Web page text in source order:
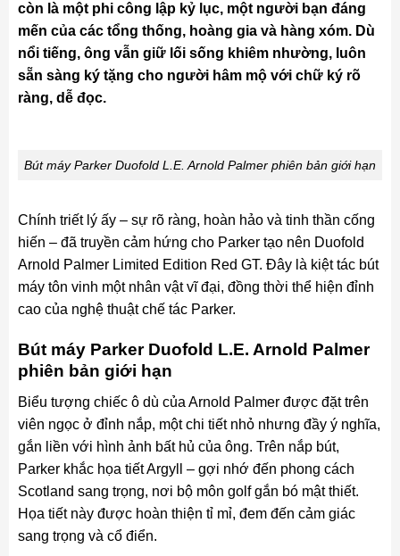
còn là một phi công lập kỷ lục, một người bạn đáng
mến của các tổng thống, hoàng gia và hàng xóm. Dù
nổi tiếng, ông vẫn giữ lối sống khiêm nhường, luôn
sẵn sàng ký tặng cho người hâm mộ với chữ ký rõ
ràng, dễ đọc.
Bút máy Parker Duofold L.E. Arnold Palmer phiên bản giới hạn
Chính triết lý ấy – sự rõ ràng, hoàn hảo và tinh thần cống
hiến – đã truyền cảm hứng cho Parker tạo nên Duofold
Arnold Palmer Limited Edition Red GT. Đây là kiệt tác bút
máy tôn vinh một nhân vật vĩ đại, đồng thời thể hiện đỉnh
cao của nghệ thuật chế tác Parker.
Bút máy Parker Duofold L.E. Arnold Palmer
phiên bản giới hạn
Biểu tượng chiếc ô dù của Arnold Palmer được đặt trên
viên ngọc ở đỉnh nắp, một chi tiết nhỏ nhưng đầy ý nghĩa,
gắn liền với hình ảnh bất hủ của ông. Trên nắp bút,
Parker khắc họa tiết Argyll – gợi nhớ đến phong cách
Scotland sang trọng, nơi bộ môn golf gắn bó mật thiết.
Họa tiết này được hoàn thiện tỉ mỉ, đem đến cảm giác
sang trọng và cổ điển.